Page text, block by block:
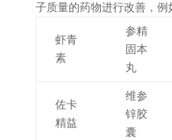
子质量的药物进行改善，例
虾青
素
参精
固本
丸
佐卡
精益
维参
锌胶
囊